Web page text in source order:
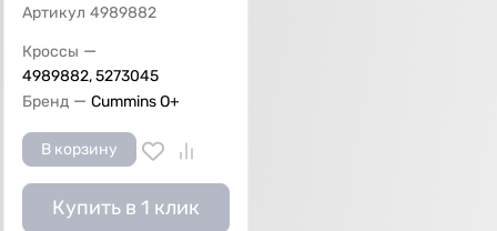
Артикул 4989882
Кроссы —
4989882, 5273045
Бренд — Cummins O+
В корзину
Купить в 1 клик